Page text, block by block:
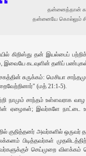
தன்னைத்தான்
தன்னையே கொல்லும்
கிறிஸ்து தன் இயல்பைப்
இவையே கடவுளின் தனிப்
சுருக்கம்: மெசியா
(மத் 21:1-5).
நாமும் சாந்தம்
ஏழைகள்‌; இவர்களே நாட்டை
குதித்தனர் அவர்களில்
பிடித்தவர்கள்
செய்முறை